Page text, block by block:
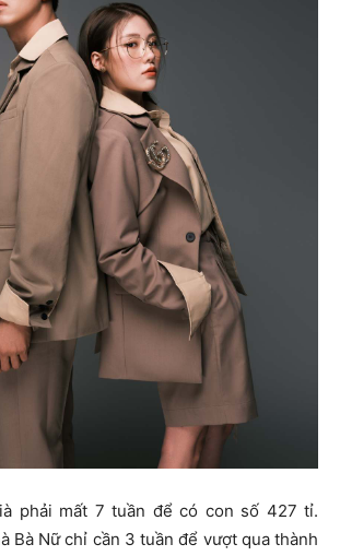
phải mất 7 tuần để có con số 427 tỉ.
Bà Nữ chỉ cần 3 tuần để vượt qua thành